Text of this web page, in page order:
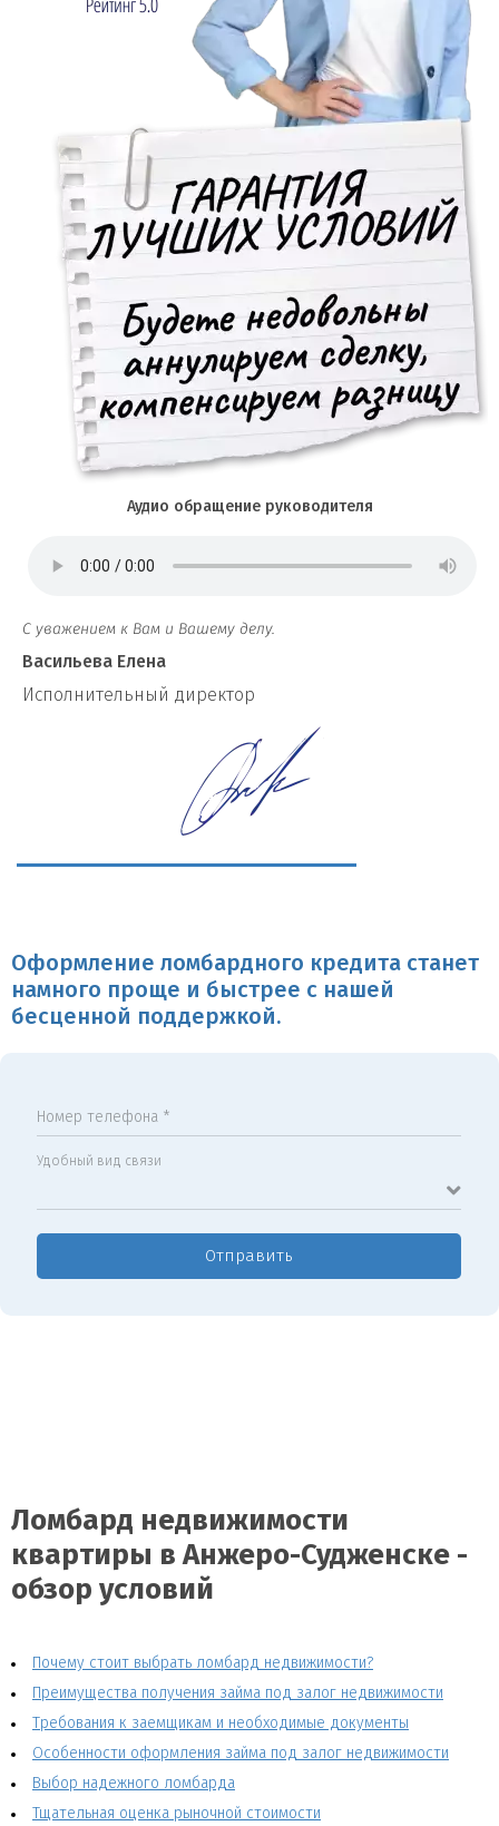
Аудио обращение руководителя
С уважением к Вам и Вашему делу.
Васильева Елена
И сполнительный директор
Оформление ломбардного кредита станет
намного проще и быстрее с нашей
бесценной поддержкой.
Номер телефона *
Удобный вид связи
Отправить
Ломбард недвижимости
квартиры в Анжеро-Судженске -
обзор условий
Почему стоит выбрать ломбард недвижимости?
Преимущества получения займа под залог недвижимости
Требования к заемщикам и необходимые документы
Особенности оформления займа под залог недвижимости
Выбор надежного ломбарда
Тщательная оценка рыночной стоимости